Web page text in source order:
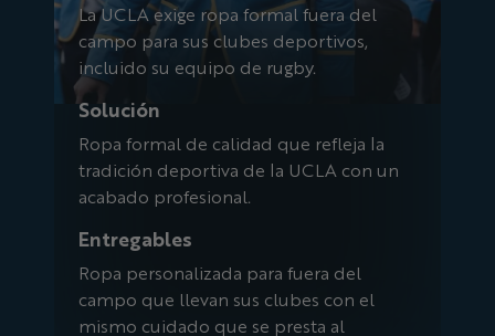
La UCLA exige ropa formal fuera del
campo para sus clubes deportivos,
incluido su equipo de rugby.
Solución
Ropa formal de calidad que refleja la
tradición deportiva de la UCLA con un
acabado profesional.
Entregables
Ropa personalizada para fuera del
campo que llevan sus clubes con el
mismo cuidado que se presta al